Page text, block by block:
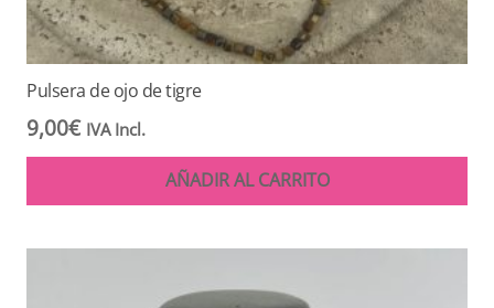
Pulsera de ojo de tigre
9,00€ IVA Incl.
AÑADIR AL CARRITO